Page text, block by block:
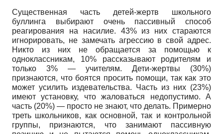
Существенная часть детей-жертв школьного
буллинга выбирают очень пассивный способ
реагирования на насилие. 43% из них стараются
игнорировать, не замечать агрессию в свой адрес.
Никто из них не обращается за помощью к
одноклассникам, 10% рассказывают родителям и
только 3% — учителям. Дети-жертвы (30%)
признаются, что боятся просить помощи, так как это
может усилить издевательства. Часть из них (23%)
имеют установку, что жаловаться недопустимо. А
часть (20%) — просто не знают, что делать. Примерно
треть школьников, как основной, так и контрольной
группы, признаются, что занимают пассивную